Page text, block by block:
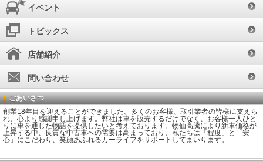
イベント
トピックス
店舗紹介
問い合わせ
ごあいさつ
創業18年目を迎えることができました。多くのお客様、取引業者の皆様に支えら
れ、心より感謝申し上げます。弊社は車を販売するだけでなく、お客様一人ひと
りに車を通じた物語を提供したいと考えております。物価高騰により新車価格が
上昇する中、良質な中古車への需要は高まっており、私たちは「程度」と「安
心」にこだわり、笑顔あふれるカーライフをサポートしてまいります。